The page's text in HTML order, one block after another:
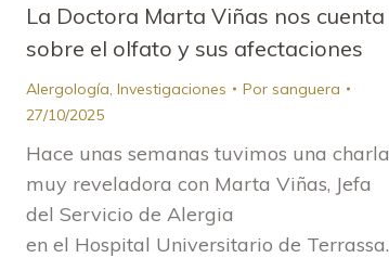
La Doctora Marta Viñas nos cuenta
sobre el olfato y sus afectaciones
Alergología, Investigaciones Por sanguera
27/10/2025
Hace unas semanas tuvimos una charla
muy reveladora con Marta Viñas, Jefa
del Servicio de Alergia
en el Hospital Universitario de Terrassa.